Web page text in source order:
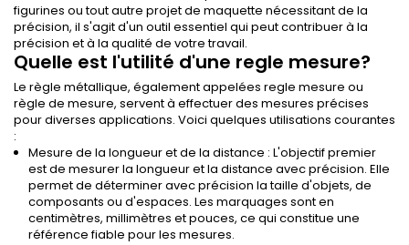
figurines ou tout autre projet de maquette nécessitant de la
précision, il s'agit d'un outil essentiel qui peut contribuer à la
précision et à la qualité de votre travail.
Quelle est l'utilité d'une regle mesure?
Le règle métallique, également appelées regle mesure ou
règle de mesure, servent à effectuer des mesures précises
pour diverses applications. Voici quelques utilisations courantes
:
Mesure de la longueur et de la distance : L'objectif premier
est de mesurer la longueur et la distance avec précision. Elle
permet de déterminer avec précision la taille d'objets, de
composants ou d'espaces. Les marquages sont en
centimètres, millimètres et pouces, ce qui constitue une
référence fiable pour les mesures.